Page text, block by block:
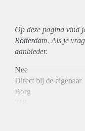
Op deze pagina vind
Rotterdam. Als je
aanbieder.
Nee
Direct bij de eigenaar
Borg